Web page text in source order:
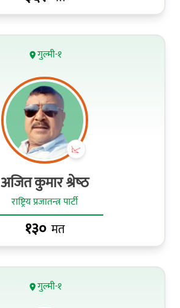
गुल्मी-१
अजित कुमार श्रेष्‍ठ
राष्ट्रिय प्रजातन्त्र पार्टी
१३० मत
गुल्मी-१